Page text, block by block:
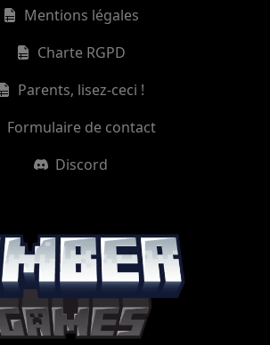
Mentions légales
Charte RGPD
Parents, lisez-ceci !
Formulaire de contact
Discord